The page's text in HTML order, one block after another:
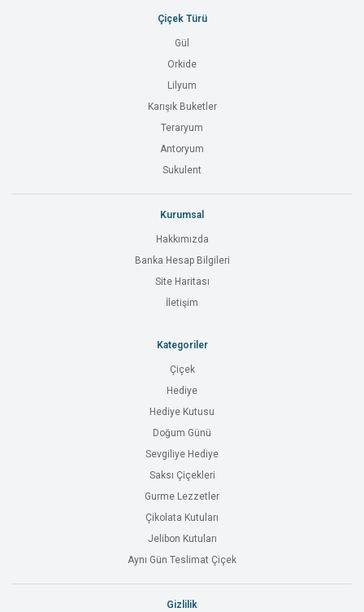
Çiçek Türü
Gül
Orkide
Lilyum
Karışık Buketler
Teraryum
Antoryum
Sukulent
Kurumsal
Hakkımızda
Banka Hesap Bilgileri
Site Haritası
İletişim
Kategoriler
Çiçek
Hediye
Hediye Kutusu
Doğum Günü
Sevgiliye Hediye
Saksı Çiçekleri
Gurme Lezzetler
Çikolata Kutuları
Jelibon Kutuları
Aynı Gün Teslimat Çiçek
Gizlilik